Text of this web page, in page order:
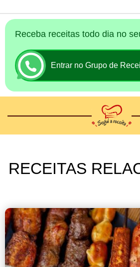
Receba receitas todo dia no
Entrar no Grupo de
RECEITAS